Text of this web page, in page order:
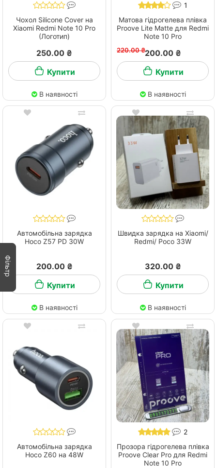
Чохол Silicone Cover на
Xiaomi Redmi Note 10 Pro
(Логотип)
250.00 ₴
Купити
В наявності
1
Матова гідрогелева плівка
Proove Lite Matte для Redmi
Note 10 Pro
220.00 ₴200.00 ₴
Купити
В наявності
Автомобільна зарядка
Hoco Z57 PD 30W
200.00 ₴
Купити
В наявності
Швидка зарядка на Xiaomi/
Redmi/ Pocо 33W
320.00 ₴
Купити
В наявності
Автомобільна зарядка
Hoco Z60 на 48W
2
Прозора гідрогелева плівка
Proove Clear Pro для Redmi
Note 10 Pro
Фільтр